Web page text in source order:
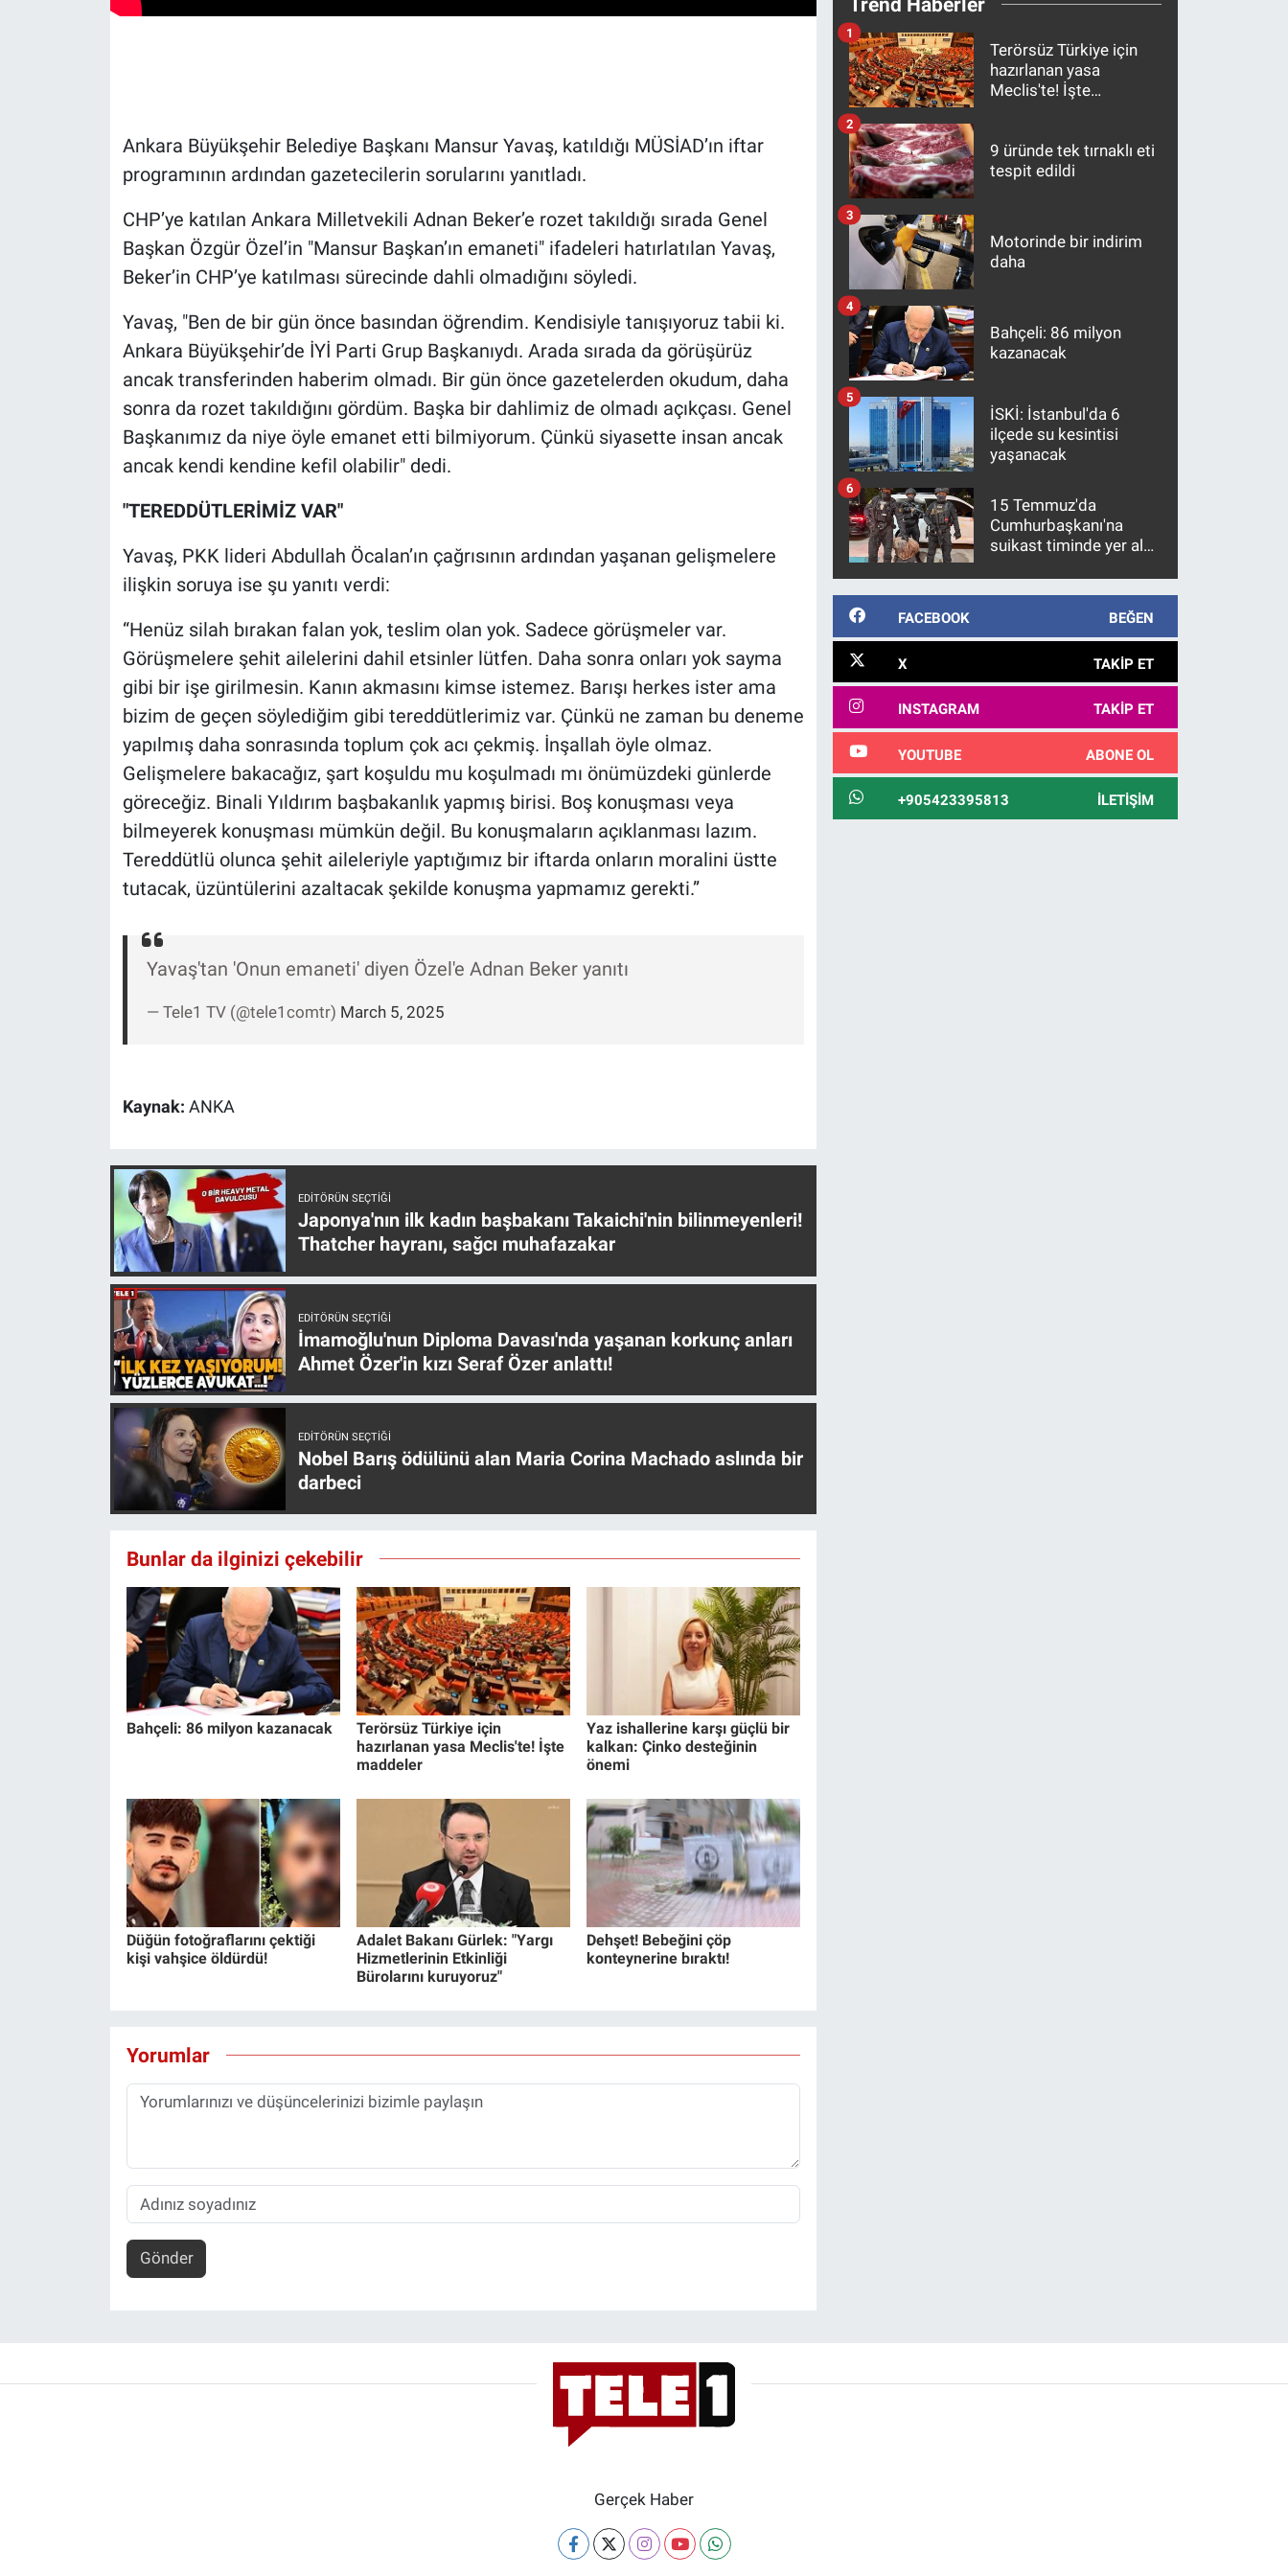
Ankara Büyükşehir Belediye Başkanı Mansur Yavaş, katıldığı MÜSİAD’ın iftar
programının ardından gazetecilerin sorularını yanıtladı.
CHP’ye katılan Ankara Milletvekili Adnan Beker’e rozet takıldığı sırada Genel
Başkan Özgür Özel’in "Mansur Başkan’ın emaneti" ifadeleri hatırlatılan Yavaş,
Beker’in CHP’ye katılması sürecinde dahli olmadığını söyledi.
Yavaş, "Ben de bir gün önce basından öğrendim. Kendisiyle tanışıyoruz tabii ki.
Ankara Büyükşehir’de İYİ Parti Grup Başkanıydı. Arada sırada da görüşürüz
ancak transferinden haberim olmadı. Bir gün önce gazetelerden okudum, daha
sonra da rozet takıldığını gördüm. Başka bir dahlimiz de olmadı açıkçası. Genel
Başkanımız da niye öyle emanet etti bilmiyorum. Çünkü siyasette insan ancak
ancak kendi kendine kefil olabilir" dedi.
"TEREDDÜTLERİMİZ VAR"
Yavaş, PKK lideri Abdullah Öcalan’ın çağrısının ardından yaşanan gelişmelere
ilişkin soruya ise şu yanıtı verdi:
“Henüz silah bırakan falan yok, teslim olan yok. Sadece görüşmeler var.
Görüşmelere şehit ailelerini dahil etsinler lütfen. Daha sonra onları yok sayma
gibi bir işe girilmesin. Kanın akmasını kimse istemez. Barışı herkes ister ama
bizim de geçen söylediğim gibi tereddütlerimiz var. Çünkü ne zaman bu deneme
yapılmış daha sonrasında toplum çok acı çekmiş. İnşallah öyle olmaz.
Gelişmelere bakacağız, şart koşuldu mu koşulmadı mı önümüzdeki günlerde
göreceğiz. Binali Yıldırım başbakanlık yapmış birisi. Boş konuşması veya
bilmeyerek konuşması mümkün değil. Bu konuşmaların açıklanması lazım.
Tereddütlü olunca şehit aileleriyle yaptığımız bir iftarda onların moralini üstte
tutacak, üzüntülerini azaltacak şekilde konuşma yapmamız gerekti.”
Yavaş'tan 'Onun emaneti' diyen Özel'e Adnan Beker yanıtı
— Tele1 TV (@tele1comtr) March 5, 2025
Kaynak: ANKA
EDITÖRÜN SEÇTIĞI
Japonya'nın ilk kadın başbakanı Takaichi'nin bilinmeyenleri!
Thatcher hayranı, sağcı muhafazakar
EDITÖRÜN SEÇTIĞI
İmamoğlu'nun Diploma Davası'nda yaşanan korkunç anları
Ahmet Özer'in kızı Seraf Özer anlattı!
EDITÖRÜN SEÇTIĞI
Nobel Barış ödülünü alan Maria Corina Machado aslında bir
darbeci
Bunlar da ilginizi çekebilir
Bahçeli: 86 milyon kazanacak
Terörsüz Türkiye için
hazırlanan yasa Meclis'te! İşte
maddeler
Yaz ishallerine karşı güçlü bir
kalkan: Çinko desteğinin
önemi
Düğün fotoğraflarını çektiği
kişi vahşice öldürdü!
Adalet Bakanı Gürlek: "Yargı
Hizmetlerinin Etkinliği
Bürolarını kuruyoruz"
Dehşet! Bebeğini çöp
konteynerine bıraktı!
Yorumlar
Gönder
Terörsüz Türkiye için
hazırlanan yasa
Meclis'te! İşte
1
9 üründe tek tırnaklı eti
tespit edildi
2
Motorinde bir indirim
daha
3
Bahçeli: 86 milyon
kazanacak
4
İSKİ: İstanbul'da 6
ilçede su kesintisi
yaşanacak
5
15 Temmuz'da
Cumhurbaşkanı'na
suikast timinde yer alan
10 yıl sonra yakalandı
6
FACEBOOK BEĞEN
X TAKIP ET
INSTAGRAM TAKIP ET
YOUTUBE ABONE OL
+905423395813 İLETIŞIM
Gerçek Haber
Koronavirüs
Kültür Sanat
Ne demişti
Teknoloji
Türkiye'nin Geleceği
Türkiye'nin Gündemi
Yerel Gündem